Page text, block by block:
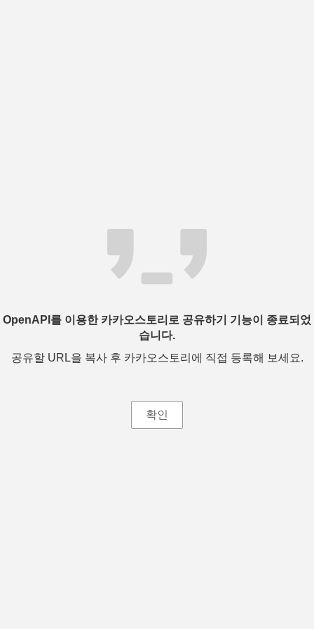
OpenAPI를 이용한 카카오스토리로 공유하기 기능이 종료되었
습니다.
공유할 URL을 복사 후 카카오스토리에 직접 등록해 보세요.
확인